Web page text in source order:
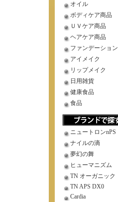
オイル
ボディケア商品
ＵＶケア商品
ヘアケア商品
ファンデーション
アイメイク
リップメイク
日用雑貨
健康食品
食品
ニュートロンnPS
ナイルの滴
夢幻の舞
ヒューマニズム
TN オーガニック
TN APS DX0
Cardia